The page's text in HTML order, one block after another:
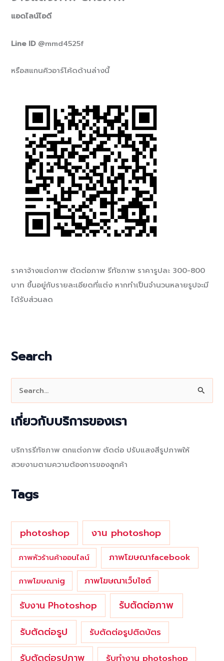
แอดไลน์ไอดี
Line ID @mmd4525f
หรือสแกนคิวอาร์โค้ดด้านล่างนี้
ราคาจ้างแต่งภาพ ตัดต่อภาพ รีทัชภาพ ราคารูปละ 300-800
บาท ขึ้นอยู่กับรายละเอียดที่แต่ง หากทำเป็นจำนวนหลายรูปจะมี
ได้รับส่วนลด
Search
r
เกี่ยวกับบริการของเรา
บริการรีทัชภาพ ตกแต่งภาพ ตัดต่อ ปรับแสงสีรูปภาพให้
สวยงามตามความต้องการของลูกค้า
Tags
photoshop งาน photoshop
ภาพหัวร้านค้าออนไลน์ ภาพโฆษณาfacebook
ภาพโฆษณาig ภาพโฆษณาเว็บไซต์
รับงาน Photoshop
รับตัดต่อภาพ
รับตัดต่อรูป
รับตัดต่อรูปติดบัตร
รับตัดต่อรูปภาพ รับทำงาน photoshop